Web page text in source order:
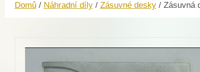
Domů/ Náhradní díly/ Zásuvné desky/ Zásuvná